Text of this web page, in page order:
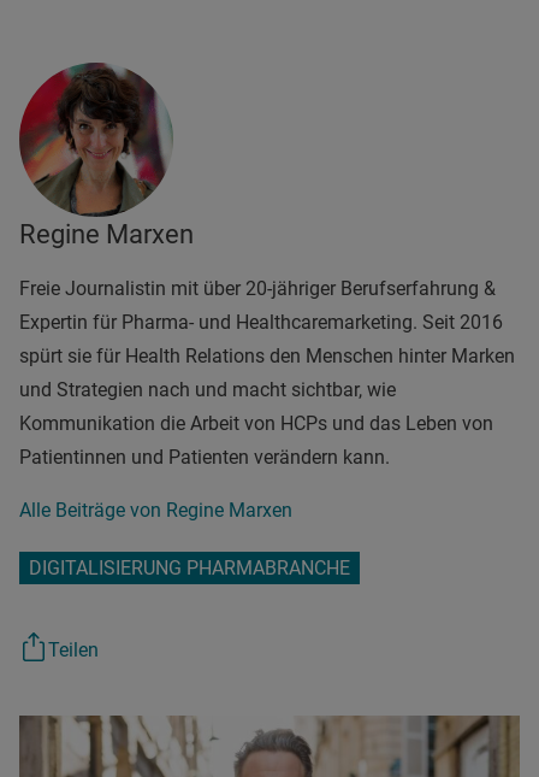
Regine Marxen
Freie Journalistin mit über 20-jähriger Berufserfahrung &
Expertin für Pharma- und Healthcaremarketing. Seit 2016
spürt sie für Health Relations den Menschen hinter Marken
und Strategien nach und macht sichtbar, wie
Kommunikation die Arbeit von HCPs und das Leben von
Patientinnen und Patienten verändern kann.
Alle Beiträge von Regine Marxen
DIGITALISIERUNG PHARMABRANCHE
Teilen